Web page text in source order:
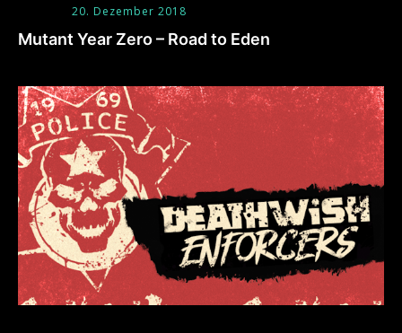
20. Dezember 2018
Mutant Year Zero – Road to Eden